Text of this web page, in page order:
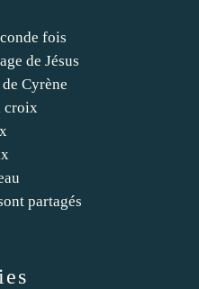
fois
de Jésus
Cyrène
croix
partagés